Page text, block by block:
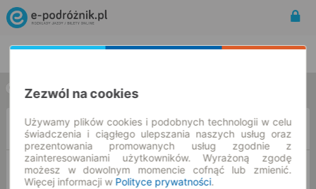
w jedną stronę w obie strony
Z
DO
Zezwól na cookies
Używamy plików cookies i podobnych technologii w celu
świadczenia i ciągłego ulepszania naszych usług oraz
prezentowania promowanych usług zgodnie z
zainteresowaniami użytkowników. Wyrażoną zgodę
możesz w dowolnym momencie cofnąć lub zmienić.
Więcej informacji w Polityce prywatności.